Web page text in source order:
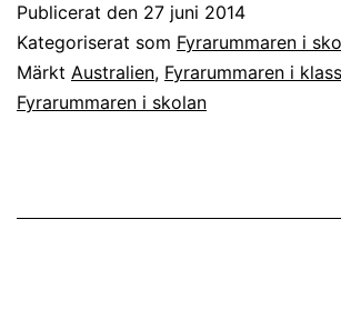
barnen
i
skolan
Launsdale
Publicerat den 27 juni 2014
Kategoriserat som Fyrarummaren i
Märkt Australien, Fyrarummaren i
Fyrarummaren i skolan